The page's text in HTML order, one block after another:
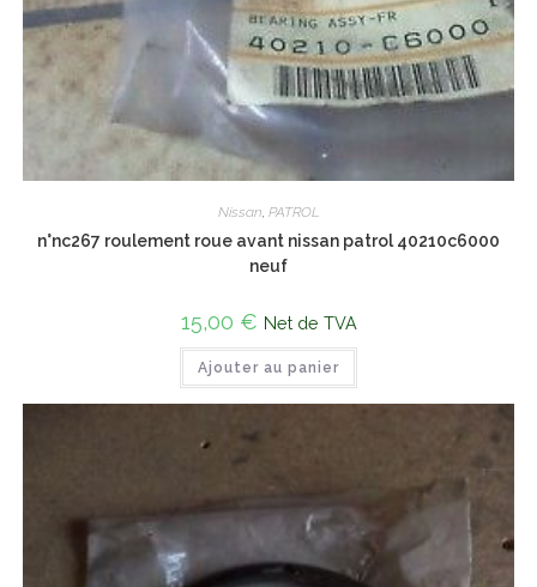
Nissan, PATROL
n°nc267 roulement roue avant nissan patrol 40210c6000
neuf
15,00 € Net de TVA
Ajouter au panier